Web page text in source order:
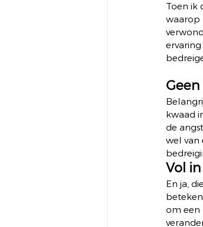
Toen ik
waarop
kwaad
de
wel van
Vol
En ja,
om een